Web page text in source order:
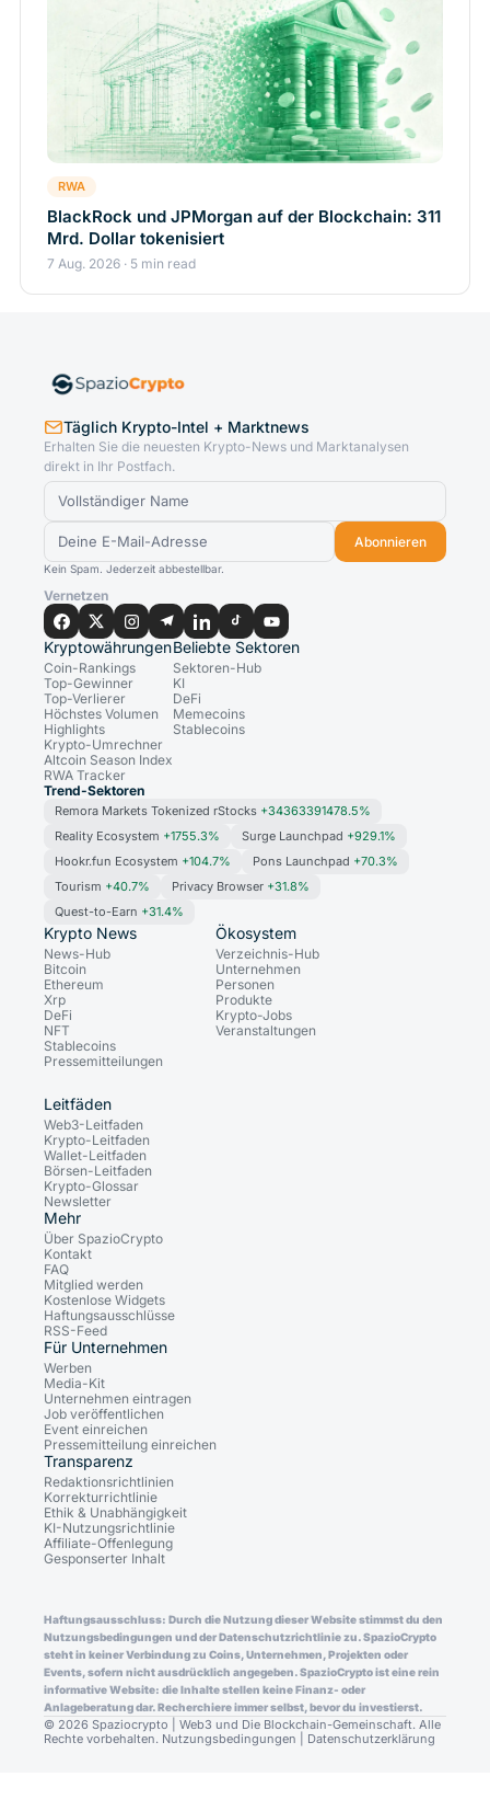
RWA
BlackRock und JPMorgan auf der Blockchain: 311
Mrd. Dollar tokenisiert
7 Aug. 2026 · 5 min read
Täglich Krypto-Intel + Marktnews
Erhalten Sie die neuesten Krypto-News und Marktanalysen
direkt in Ihr Postfach.
Abonnieren
Kein Spam. Jederzeit abbestellbar.
Vernetzen
Kryptowährungen
Coin-Rankings
Top-Gewinner
Top-Verlierer
Höchstes Volumen
Highlights
Krypto-Umrechner
Altcoin Season Index
RWA Tracker
Beliebte Sektoren
Sektoren-Hub
KI
DeFi
Memecoins
Stablecoins
Trend-Sektoren
Remora Markets Tokenized rStocks +34363391478.5%
Reality Ecosystem +1755.3% Surge Launchpad +929.1%
Hookr.fun Ecosystem +104.7% Pons Launchpad +70.3%
Tourism +40.7% Privacy Browser +31.8%
Quest-to-Earn +31.4%
Krypto News
News-Hub
Bitcoin
Ethereum
Xrp
DeFi
NFT
Stablecoins
Pressemitteilungen
Ökosystem
Verzeichnis-Hub
Unternehmen
Personen
Produkte
Krypto-Jobs
Veranstaltungen
Leitfäden
Web3-Leitfaden
Krypto-Leitfaden
Wallet-Leitfaden
Börsen-Leitfaden
Krypto-Glossar
Newsletter
Mehr
Über SpazioCrypto
Kontakt
FAQ
Mitglied werden
Kostenlose Widgets
Haftungsausschlüsse
RSS-Feed
Für Unternehmen
Werben
Media-Kit
Unternehmen eintragen
Job veröffentlichen
Event einreichen
Pressemitteilung einreichen
Transparenz
Redaktionsrichtlinien
Korrekturrichtlinie
Ethik & Unabhängigkeit
KI-Nutzungsrichtlinie
Affiliate-Offenlegung
Gesponserter Inhalt
Haftungsausschluss: Durch die Nutzung dieser Website stimmst du den
Nutzungsbedingungen und der Datenschutzrichtlinie zu. SpazioCrypto
steht in keiner Verbindung zu Coins, Unternehmen, Projekten oder
Events, sofern nicht ausdrücklich angegeben. SpazioCrypto ist eine rein
informative Website: die Inhalte stellen keine Finanz- oder
Anlageberatung dar. Recherchiere immer selbst, bevor du investierst.
© 2026 Spaziocrypto | Web3 und Die Blockchain-Gemeinschaft. Alle
Rechte vorbehalten. Nutzungsbedingungen Datenschutzerklärung